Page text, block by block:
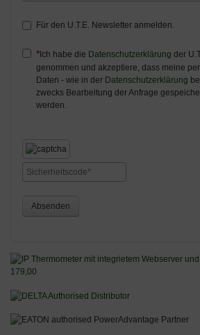
Für den U.T.E. Newsletter anmelden.
Ich habe die Datenschutzerklärung der
genommen und akzeptiere, dass meine
Daten - wie in der Datenschutzerklärung
zwecks Bearbeitung der Anfrage
werden.
Absenden